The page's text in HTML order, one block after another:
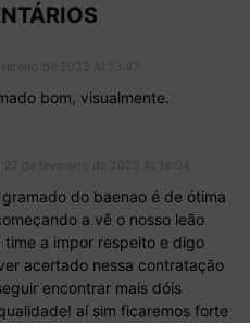
bom, visualmente.
do baenao é de ótima
a vê o nosso leão
a impor respeito e digo
acertado nessa contratação
encontrar mais dóis
aí sim ficaremos forte